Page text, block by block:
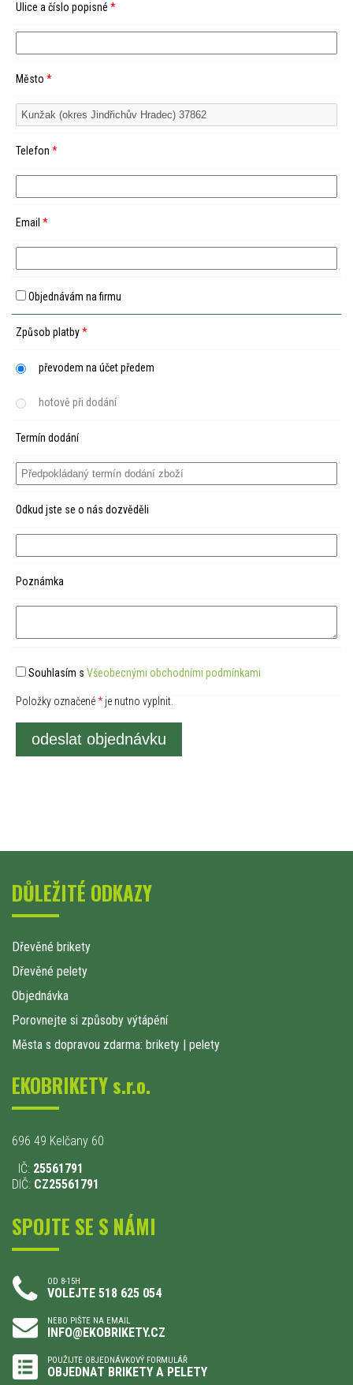
Ulice a číslo popisné *
Město *
Telefon *
Email *
Objednávám na firmu
Způsob platby*
převodem na účet předem
hotově při dodání
Termín dodání
Odkud jste se o nás dozvěděli
Poznámka
Souhlasím s Všeobecnými obchodními podmínkami
Položky označené*je nutno vyplnit.
odeslat objednávku
DŮLEŽITÉ ODKAZY
Dřevěné brikety
Dřevěné pelety
Objednávka
Porovnejte si způsoby výtápění
Města s dopravou zdarma: brikety | pelety
EKOBRIKETY s.r.o.
696 49 Kelčany 60
IČ: 25561791
DIČ: CZ25561791
SPOJTE SE S NÁMI
OD 8-15H
VOLEJTE 518 625 054
NEBO PIŠTE NA EMAIL
INFO@EKOBRIKETY.CZ
POUŽIJTE OBJEDNÁVKOVÝ FORMULÁŘ
OBJEDNAT BRIKETY A PELETY